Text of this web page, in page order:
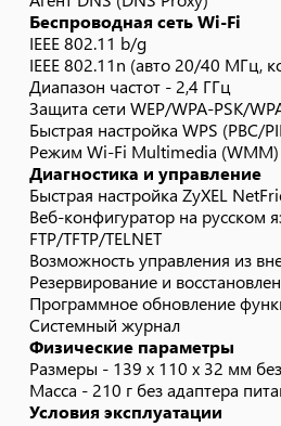
Программное обновление
Системный журнал
Физические параметры
Размеры - 139 х 110 х 32 мм
Масса - 210 г без адаптера
Условия эксплуатации
Рабочий диапазон температур:
Относительная влажность: от
Напряжение электропитания:
* 150 Мбит/с - максимальная
и канал 40 Мгц для приема и
клиентов в сети, препятствий
Беспроводная сеть Wi-Fi
IEEE 802.11 b/g
IEEE 802.11n (авто 20/40 МГц,
Диапазон частот - 2,4 ГГц
Защита сети WEP/WPA-PSK/
Быстрая настройка WPS (PBC/
Режим Wi-Fi Multimedia (WMM)
Диагностика и управление
Быстрая настройка ZyXEL
Веб-конфигуратор на русском
FTP/TFTP/TELNET
Возможность управления из
Резервирование и
Программное обновление
Системный журнал
Физические параметры
Размеры - 139 х 110 х 32 мм
Масса - 210 г без адаптера
Условия эксплуатации